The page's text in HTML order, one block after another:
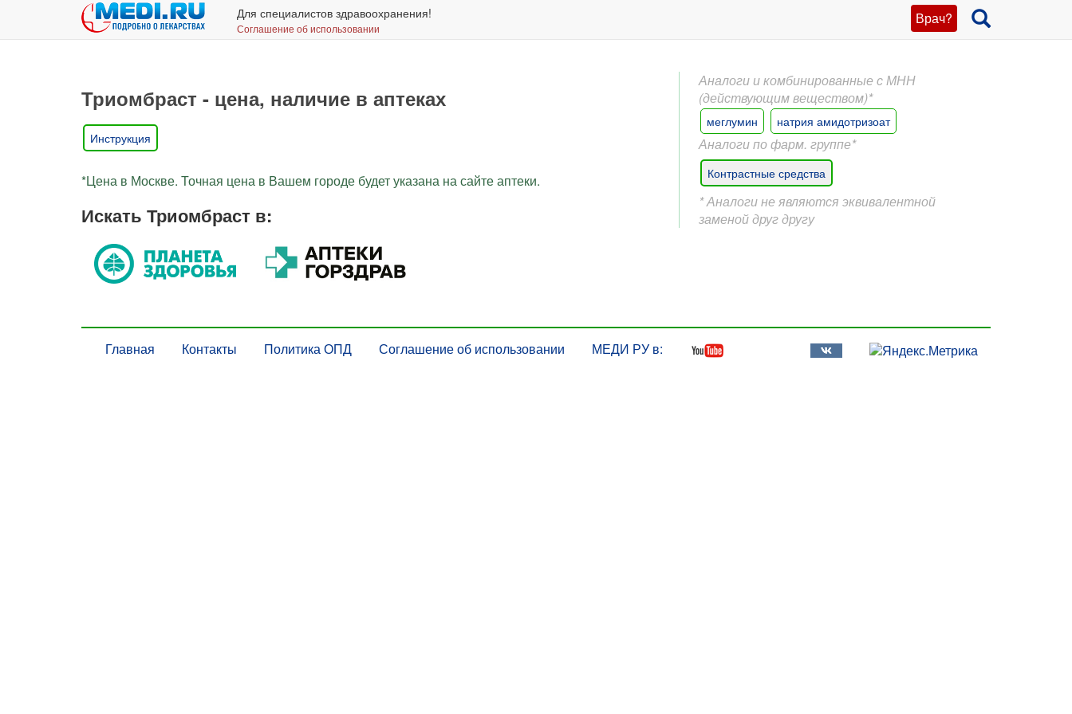
Врач?
Для специалистов здравоохранения!
Соглашение об использовании
Триомбраст - цена, наличие в аптеках
Инструкция
*Цена в Москве. Точная цена в Вашем городе будет указана на сайте аптеки.
Искать Триомбраст в:
Аналоги и комбинированные с МНН
(действующим веществом)*
меглумин натрия амидотризоат
Аналоги по фарм. группе*
Контрастные средства
* Аналоги не являются эквивалентной
заменой друг другу
Главная Контакты Политика ОПД Соглашение об использовании МЕДИ РУ в: